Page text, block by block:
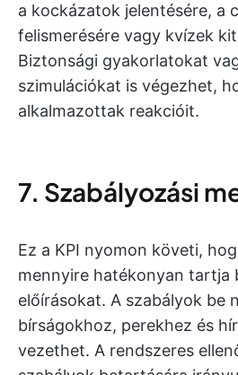
a kockázatok jelentésére, a
felismerésére vagy kvízek
Biztonsági gyakorlatokat
szimulációkat is végezhet,
alkalmazottak reakcióit.
7. Szabályozási
Ez a KPI nyomon követi,
mennyire hatékonyan tartja
előírásokat. A szabályok be
bírságokhoz, perekhez és
vezethet. A rendszeres